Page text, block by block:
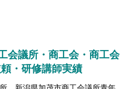
会議所・商工会・商工会
・研修講師実績